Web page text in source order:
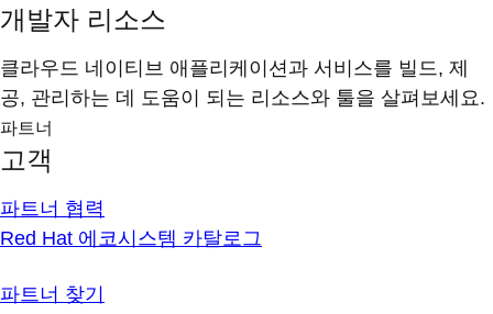
개발자 리소스
클라우드 네이티브 애플리케이션과 서비스를 빌드, 제
공, 관리하는 데 도움이 되는 리소스와 툴을 살펴보세요.
파트너
고객
파트너 협력
Red Hat 에코시스템 카탈로그
파트너 찾기